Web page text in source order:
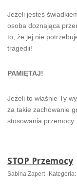
Jeżeli jesteś
osoba doznająca
to, że jej nie
tragedii!
PAMIĘTAJ!
Jeżeli to właśnie Ty
za takie zachowanie
stosowania przemocy.
STOP Przemocy
Sabina Zapert Kategoria: